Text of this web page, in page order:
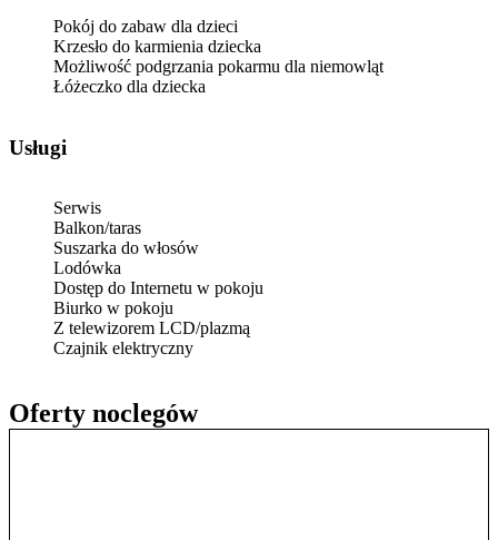
Oferty noclegów
Pokój do zabaw dla dzieci
Krzesło do karmienia dziecka
Możliwość podgrzania pokarmu dla niemowląt
Łóżeczko dla dziecka
Usługi
Serwis
Balkon/taras
Suszarka do włosów
Lodówka
Dostęp do Internetu w pokoju
Biurko w pokoju
Z telewizorem LCD/plazmą
Czajnik elektryczny